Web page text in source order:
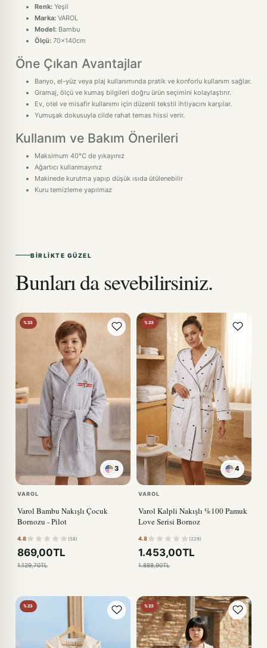
Renk: Yeşil
Marka: VAROL
Model: Bambu
Ölçü: 70x140cm
Öne Çıkan Avantajlar
Banyo, el-yüz veya plaj kullanımında pratik ve konforlu kullanım sağlar.
Gramaj, ölçü ve kumaş bilgileri doğru ürün seçimini kolaylaştırır.
Ev, otel ve misafir kullanımı için düzenli tekstil ihtiyacını karşılar.
Yumuşak dokusuyla cilde rahat temas hissi verir.
Kullanım ve Bakım Önerileri
Maksimum 40°C de yıkayınız
Ağartıcı kullanmayınız
Makinede kurutma yapıp düşük ısıda ütülenebilir
Kuru temizleme yapılmaz
BIRLIKTE GÜZEL
Bunları da sevebilirsiniz.
%23
3
VAROL
Varol Bambu Nakışlı Çocuk
Bornozu - Pilot
4.8 (58)
869,00TL
1.129,70TL
%23
4
KIRMIZI
VAROL
Varol Kalpli Nakışlı %100 Pamuk
Love Serisi Bornoz
4.8 (229)
1.453,00TL
1.888,90TL
%23 %23